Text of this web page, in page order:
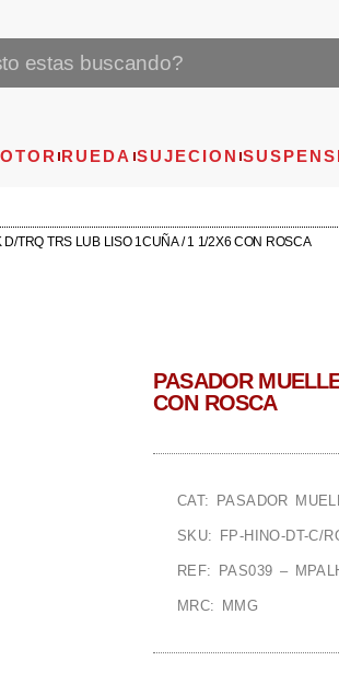
RUEDA SUJECION
TRQ TRS LUB LISO 1CUÑA / 1 1/2X6 CON ROSCA
PASADOR
CON ROSCA
CAT: PASADOR
SKU: FP-HINO-DT-C/
REF: PAS039 –
MRC: MMG